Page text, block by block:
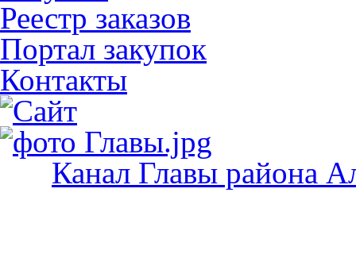
Реестр заказов
Портал закупок
Контакты
Канал Главы района